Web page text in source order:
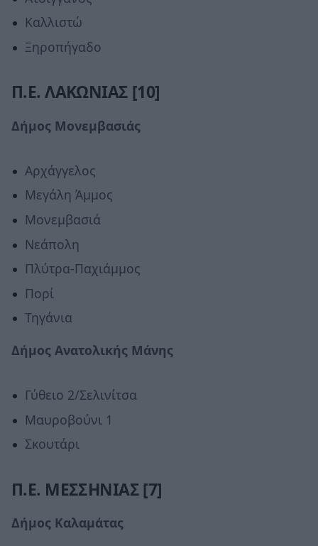
Καλλιστώ
Ξηροπήγαδο
Π.Ε. ΛΑΚΩΝΙΑΣ [10]
Δήμος Μονεμβασιάς
Αρχάγγελος
Μεγάλη Άμμος
Μονεμβασιά
Νεάπολη
Πλύτρα-Παχιάμμος
Πορί
Τηγάνια
Δήμος Ανατολικής Μάνης
Γύθειο 2/Σελινίτσα
Μαυροβούνι 1
Σκουτάρι
Π.Ε. ΜΕΣΣΗΝΙΑΣ [7]
Δήμος Καλαμάτας